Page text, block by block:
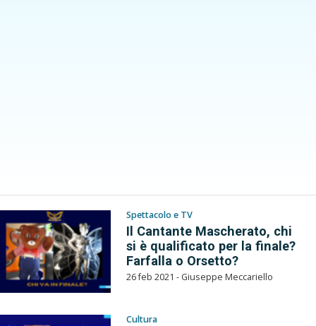
Spettacolo e TV
Il Cantante Mascherato, chi
si è qualificato per la finale?
Farfalla o Orsetto?
26 feb 2021 - Giuseppe Meccariello
Cultura